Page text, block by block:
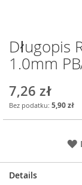
Przejdź
na
początek
Długopis
1.0mm
7,26 zł
5,90 zł
Details